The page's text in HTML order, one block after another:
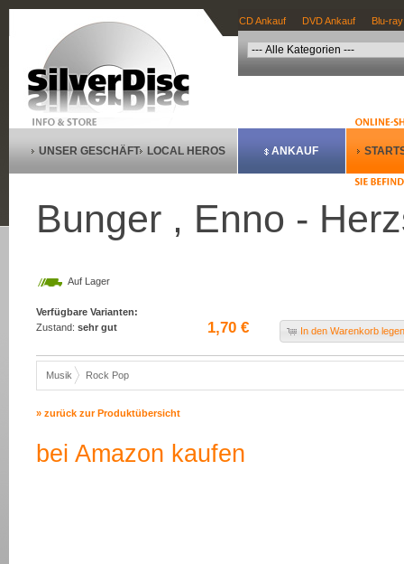
CD Ankauf DVD Ankauf Blu-
UNSER GESCHÄFT LOCAL HEROS ANKAUF
Bunger , Enno -
Auf Lager
Verfügbare Varianten:
Zustand: sehr gut 1,70 € In den Warenkorb
Musik Rock Pop
» zurück zur Produktübersicht
bei Amazon kaufen